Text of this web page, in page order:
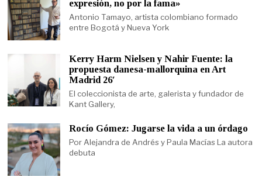
expresión, no por la fama»
Antonio Tamayo, artista colombiano formado
entre Bogotá y Nueva York
Kerry Harm Nielsen y Nahir Fuente: la
propuesta danesa-mallorquina en Art
Madrid 26′
El coleccionista de arte, galerista y fundador de
Kant Gallery,
Rocío Gómez: Jugarse la vida a un órdago
Por Alejandra de Andrés y Paula Macías La autora
debuta